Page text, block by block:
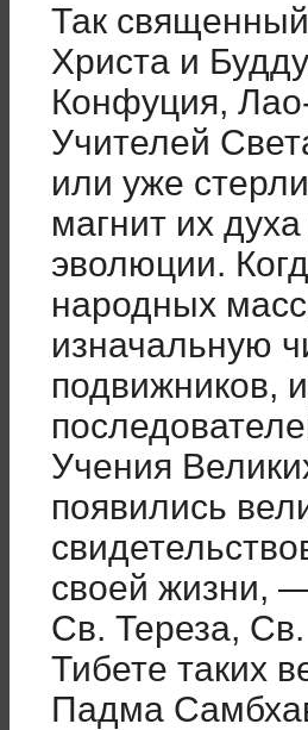
Так
Христа и
Конфуция,
Учителей
или уже
магнит их
эволюции.
народных
изначальную
подвижников,
Учения
появились
своей жизни,
Св. Тереза,
Тибете таких
Падма